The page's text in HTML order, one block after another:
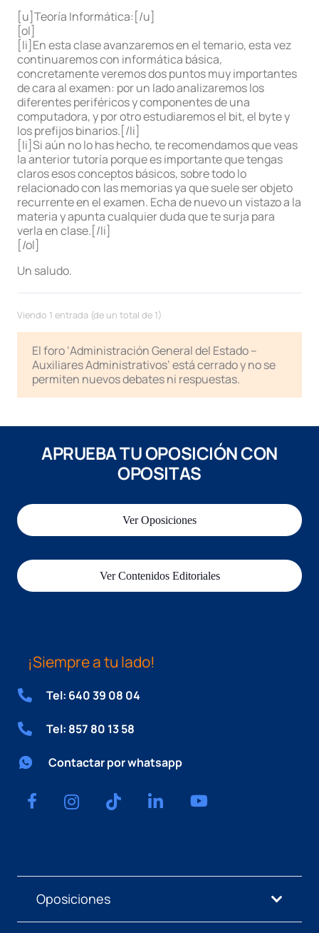
[u]Teoría Informática:[/u]
[ol]
[li]En esta clase avanzaremos en el temario, esta vez
continuaremos con informática básica,
concretamente veremos dos puntos muy importantes
de cara al examen: por un lado analizaremos los
diferentes periféricos y componentes de una
computadora, y por otro estudiaremos el bit, el byte y
los prefijos binarios.[/li]
[li]Si aún no lo has hecho, te recomendamos que veas
la anterior tutoría porque es importante que tengas
claros esos conceptos básicos, sobre todo lo
relacionado con las memorias ya que suele ser objeto
recurrente en el examen. Echa de nuevo un vistazo a la
materia y apunta cualquier duda que te surja para
verla en clase.[/li]
[/ol]
Un saludo.
Viendo 1 entrada (de un total de 1)
El foro ‘Administración General del Estado –
Auxiliares Administrativos’ está cerrado y no se
permiten nuevos debates ni respuestas.
APRUEBA TU OPOSICIÓN CON
OPOSITAS
Ver Oposiciones
Ver Contenidos Editoriales
¡Siempre a tu lado!
Tel: 640 39 08 04
Tel: 857 80 13 58
Contactar por whatsapp
Oposiciones